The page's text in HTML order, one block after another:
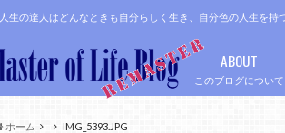
人生の達人はどんなときも自分らしく生き、自分色の人生を持
このブログについて
ABOUT
ホーム IMG_5393.JPG